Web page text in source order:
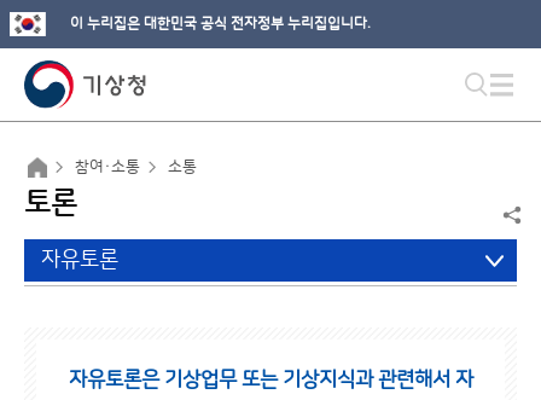
이 누리집은 대한민국 공식 전자정부 누리집입니다.
참여·소통 소통
토론
자유토론
자유토론은 기상업무 또는 기상지식과 관련해서 자